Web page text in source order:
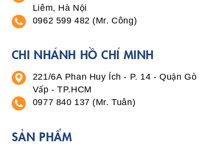
Liêm, Hà Nội
0962 599 482 (Mr. Công)
CHI NHÁNH HỒ CHÍ MINH
221/6A Phan Huy Ích - P. 14 - Quận Gò
Vấp - TP.HCM
0977 840 137 (Mr. Tuân)
SẢN PHẨM